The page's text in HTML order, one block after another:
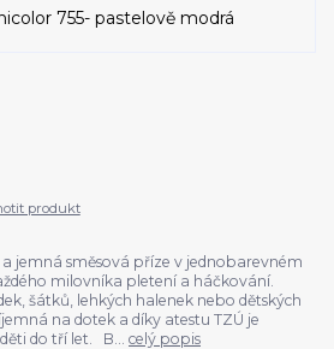
produkt
jemná směsová příze v jednobarevném
milovníka pletení a háčkování.
šátků, lehkých halenek nebo dětských
na dotek a díky atestu TZÚ je
do tří let. B... celý popis